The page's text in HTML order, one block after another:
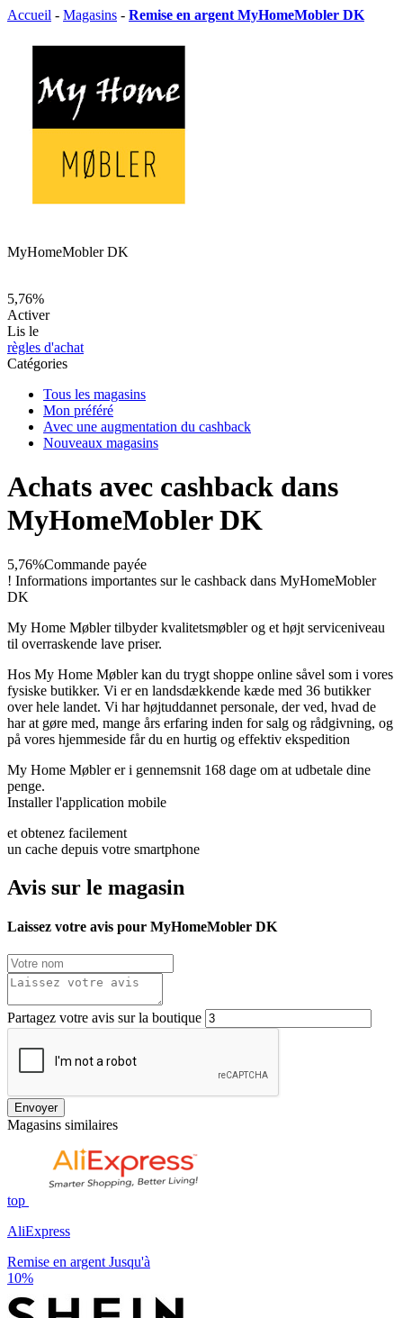
Accueil - Magasins - Remise en argent MyHomeMobler DK
MyHomeMobler DK
5,76%
Activer
Lis le
règles d'achat
Catégories
Tous les magasins
Mon préféré
Avec une augmentation du cashback
Nouveaux magasins
Achats avec cashback dans
MyHomeMobler DK
5,76%Commande payée
! Informations importantes sur le cashback dans MyHomeMobler
DK
My Home Møbler tilbyder kvalitetsmøbler og et højt serviceniveau
til overraskende lave priser.
Hos My Home Møbler kan du trygt shoppe online såvel som i vores
fysiske butikker. Vi er en landsdækkende kæde med 36 butikker
over hele landet. Vi har højtuddannet personale, der ved, hvad de
har at gøre med, mange års erfaring inden for salg og rådgivning, og
på vores hjemmeside får du en hurtig og effektiv ekspedition
My Home Møbler er i gennemsnit 168 dage om at udbetale dine
penge.
Installer l'application mobile
et obtenez facilement
un cache depuis votre smartphone
Avis sur le magasin
Laissez votre avis pour MyHomeMobler DK
Partagez votre avis sur la boutique
Envoyer
Magasins similaires
top
AliExpress
Remise en argent Jusqu'à
10%